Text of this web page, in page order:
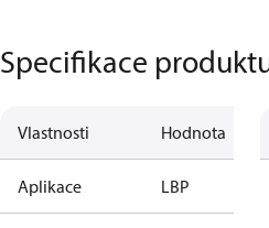
Specifikace
Vlastnosti Hodnota
Aplikace LBP